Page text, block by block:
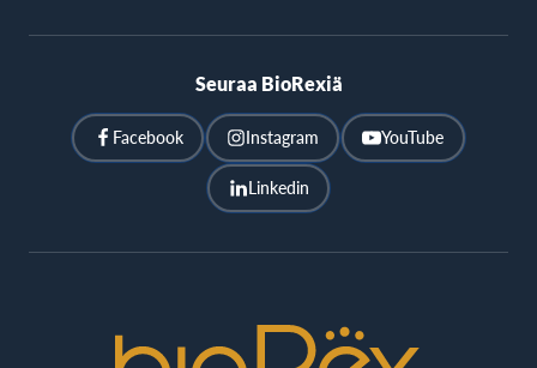
Seuraa BioRexiä
Facebook Instagram YouTube
Linkedin
Cinemas